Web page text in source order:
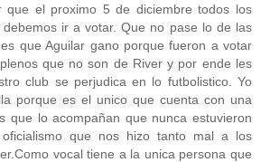
que el proximo 5 de diciembre todos los
ir a votar. Que no pase lo de las
que Aguilar gano porque fueron a votar
que no son de River y por ende les
club se perjudica en lo futbolistico. Yo
porque es el unico que cuenta con una
que lo acompañan que nunca estuvieron
que nos hizo tanto mal a los
vocal tiene a la unica persona que